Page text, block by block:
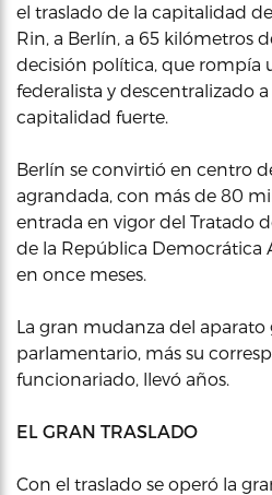
el traslado de la capitalidad
Rin, a Berlín, a 65 kilómetros
decisión política, que rompía
federalista y descentralizado
capitalidad fuerte.
Berlín se convirtió en centro
agrandada, con más de 80
entrada en vigor del Tratado
de la República Democrática
en once meses.
La gran mudanza del
parlamentario, más su
funcionariado, llevó años.
EL GRAN TRASLADO
Con el traslado se operó la